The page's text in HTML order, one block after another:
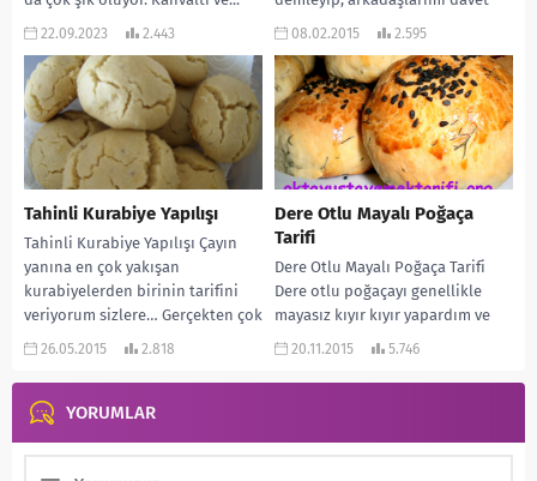
22.09.2023 2.443
ediyorsam bu kurabiyeyi
08.02.2015 2.595
Tahinli Kurabiye Yapılışı
Tahinli Kurabiye Yapılışı Çayın
yanına en çok yakışan
kurabiyelerden birinin tarifini
veriyorum sizlere… Gerçekten çok
lezzetli oluyor. Un kurabiyesini
26.05.2015 2.818
Dere Otlu Mayalı Poğaça
Tarifi
Dere Otlu Mayalı Poğaça Tarifi
Dere otlu poğaçayı genellikle
mayasız kıyır kıyır yapardım ve
ağızda dağılırdı. Bu poğaçayı bir
20.11.2015 5.746
YORUMLAR